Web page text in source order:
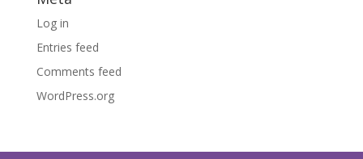
Log in
Entries feed
Comments feed
WordPress.org